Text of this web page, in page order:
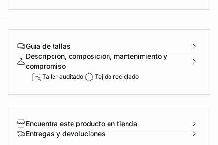
Guía de tallas
Descripción, composición, mantenimiento y
compromiso
Taller auditado Tejido reciclado
Encuentra este producto en tienda
Entregas y devoluciones